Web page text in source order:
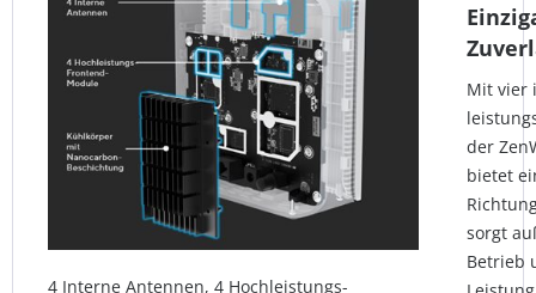
4 Interne Antennen, 4 Hochleistungs-
Mit vier
der
bietet
sorgt
Betrieb